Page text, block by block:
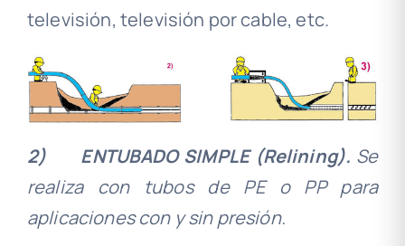
televisión, televisión por cable, etc.
2) ENTUBADO SIMPLE (Relining). Se
realiza con tubos de PE o PP para
aplicaciones con y sin presión.